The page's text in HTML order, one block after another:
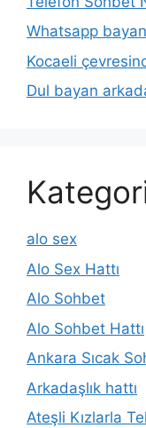
Whatsapp
Kocaeli
Dul bayan
alo sex
Alo Sex Hattı
Alo Sohbet
Alo Sohbet Hattı
Ankara Sıcak
Arkadaşlık hattı
Ateşli Kızlarla